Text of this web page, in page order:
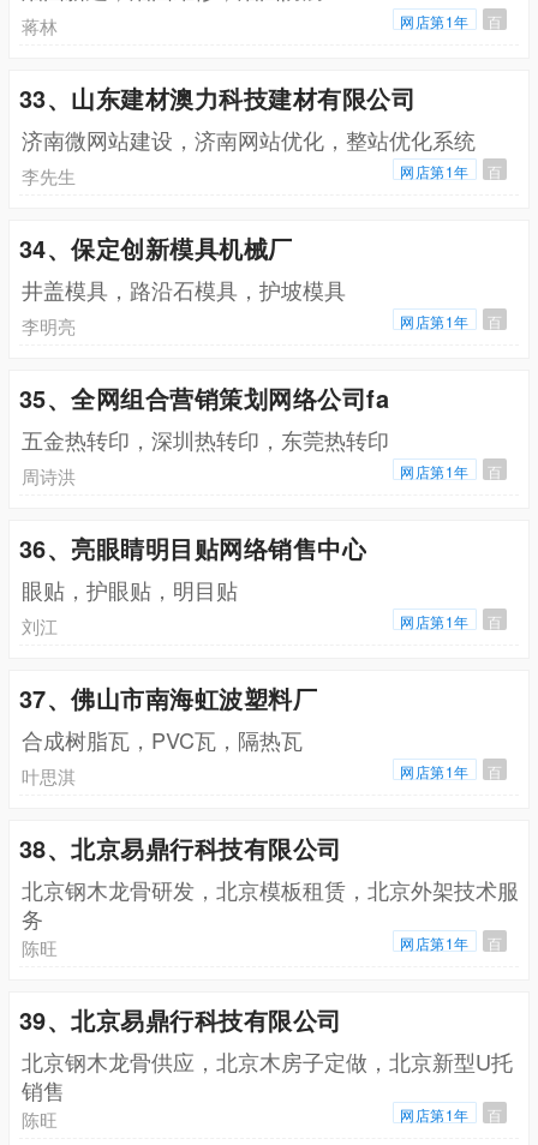
蒋林 网店第1年 百
33、山东建材澳力科技建材有限公司
济南微网站建设，济南网站优化，整站优化系统
李先生 网店第1年 百
34、保定创新模具机械厂
井盖模具，路沿石模具，护坡模具
李明亮 网店第1年 百
35、全网组合营销策划网络公司fa
五金热转印，深圳热转印，东莞热转印
周诗洪 网店第1年 百
36、亮眼睛明目贴网络销售中心
眼贴，护眼贴，明目贴
刘江 网店第1年 百
37、佛山市南海虹波塑料厂
合成树脂瓦，PVC瓦，隔热瓦
叶思淇 网店第1年 百
38、北京易鼎行科技有限公司
北京钢木龙骨研发，北京模板租赁，北京外架技术服
务
陈旺 网店第1年 百
39、北京易鼎行科技有限公司
北京钢木龙骨供应，北京木房子定做，北京新型U托
销售
陈旺 网店第1年 百